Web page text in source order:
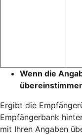
Wenn die
Ergibt die
Empfängerbank
mit Ihren Angaben